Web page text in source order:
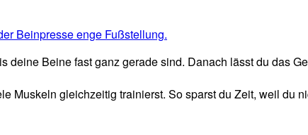
deine Beine fast ganz gerade sind. Danach lässt du das
Muskeln gleichzeitig trainierst. So sparst du Zeit, weil du